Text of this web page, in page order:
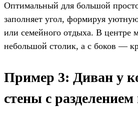
Оптимальный для большой
заполняет угол, формируя
или семейного отдыха. В центре
небольшой столик, а с боков —
Пример 3: Диван у
стены с